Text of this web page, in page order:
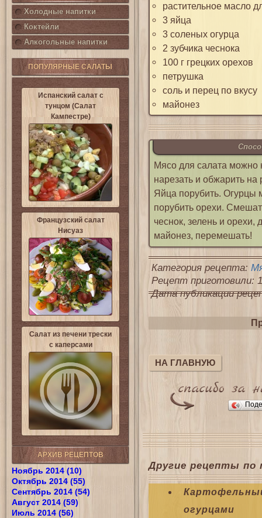
Холодные напитки
Коктейли
Алкогольные напитки
ПОПУЛЯРНЫЕ САЛАТЫ
Испанский салат с
тунцом (Салат
Кампестре)
Французский салат
Нисуаз
Салат из печени трески
с каперсами
АРХИВ РЕЦЕПТОВ
Ноябрь 2014 (10)
Октябрь 2014 (55)
Сентябрь 2014 (54)
Август 2014 (59)
Июль 2014 (56)
растительное масло
3 яйца
3 соленых огурца
2 зубчика чеснока
100 г грецких орехов
петрушка
соль и перец по вкусу
майонез
Мясо для салата можно
нарезать и обжарить на
Яйца порубить. Огурцы
порубить орехи.
чеснок, зелень и орехи,
майонез, перемешать!
Категория рецепта:
Рецепт приготовили:
Дата публикации
НА ГЛАВНУЮ
Другие рецепты по
огурцами